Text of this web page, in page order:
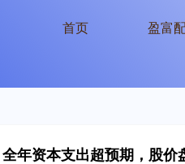
首页 盈富
年资本支出超预期，股价